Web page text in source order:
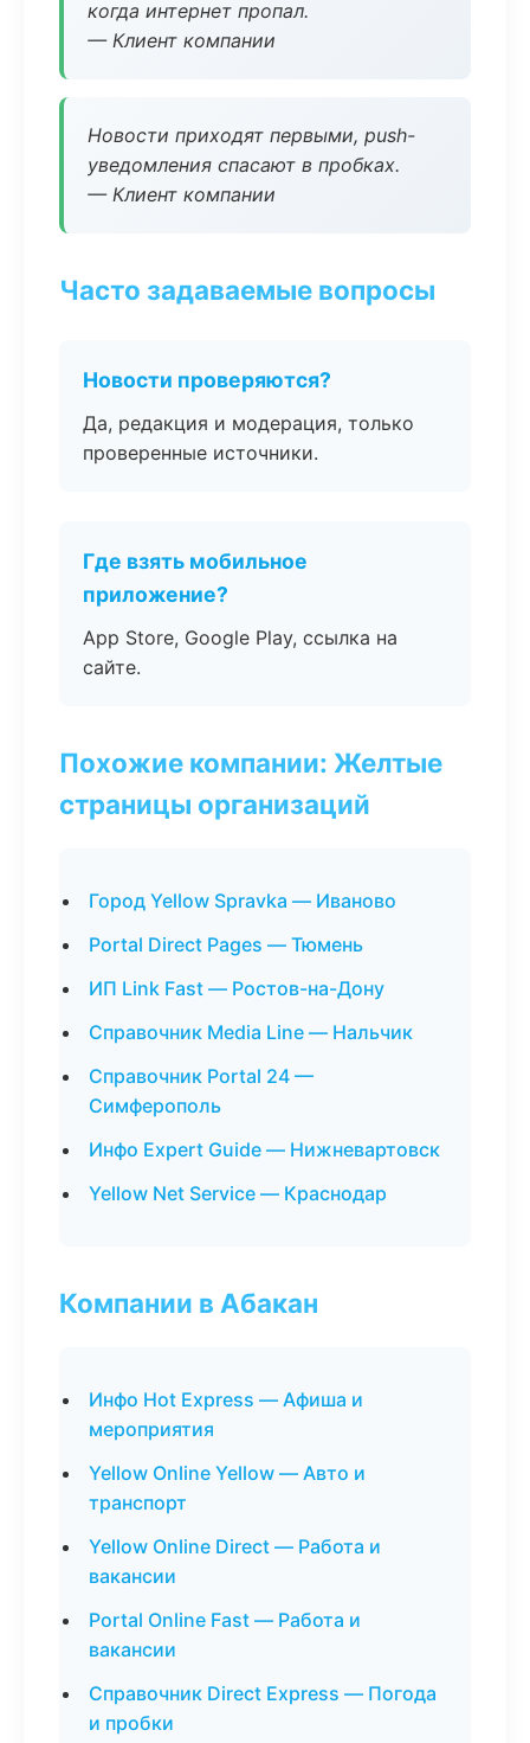
когда интернет пропал.
— Клиент компании
Новости приходят первыми, push-
уведомления спасают в пробках.
— Клиент компании
Часто задаваемые вопросы
Новости проверяются?
Да, редакция и модерация, только
проверенные источники.
Где взять мобильное
приложение?
App Store, Google Play, ссылка на
сайте.
Похожие компании: Желтые
страницы организаций
Город Yellow Spravka — Иваново
Portal Direct Pages — Тюмень
ИП Link Fast — Ростов-на-Дону
Справочник Media Line — Нальчик
Справочник Portal 24 —
Симферополь
Инфо Expert Guide — Нижневартовск
Yellow Net Service — Краснодар
Компании в Абакан
Инфо Hot Express — Афиша и
мероприятия
Yellow Online Yellow — Авто и
транспорт
Yellow Online Direct — Работа и
вакансии
Portal Online Fast — Работа и
вакансии
Справочник Direct Express — Погода
и пробки